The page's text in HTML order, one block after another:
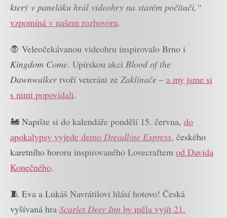
který v paneláku hrál videohry na starém počítači,“
vzpomíná v našem rozhovoru.
🧛 Veleočekávanou videohru inspirovalo Brno i
Kingdom Come. Upírskou akci Blood of the
Dawnwalkertvoří veteráni ze Zaklínače – a my jsme si
s nimi popovídali.
🚂 Napište si do kalendáře pondělí 15. června, do
apokalypsy vyjede demo Dreadline Express, českého
karetního hororu inspirovaného Lovecraftem od Davida
Konečného.
🧵 Eva a Lukáš Navrátilovi hlásí hotovo! Česká
vyšívaná hra Scarlet Deer Inn by měla vyjít 21.